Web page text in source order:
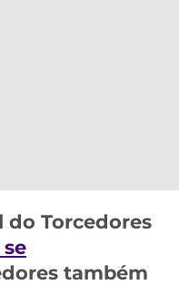
do Torcedores
também